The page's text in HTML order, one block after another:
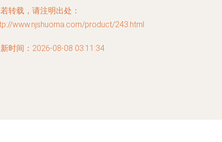
转载，请注明出处：
www.njshuoma.com/product/243.html
时间：2026-08-08 03:11:34